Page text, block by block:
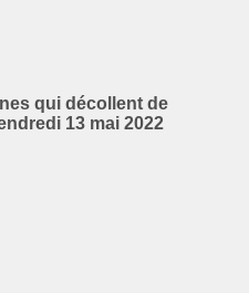
qui décollent de
13 mai 2022